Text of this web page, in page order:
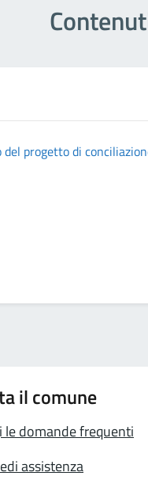
progetto di
il comune
le domande frequenti
assistenza